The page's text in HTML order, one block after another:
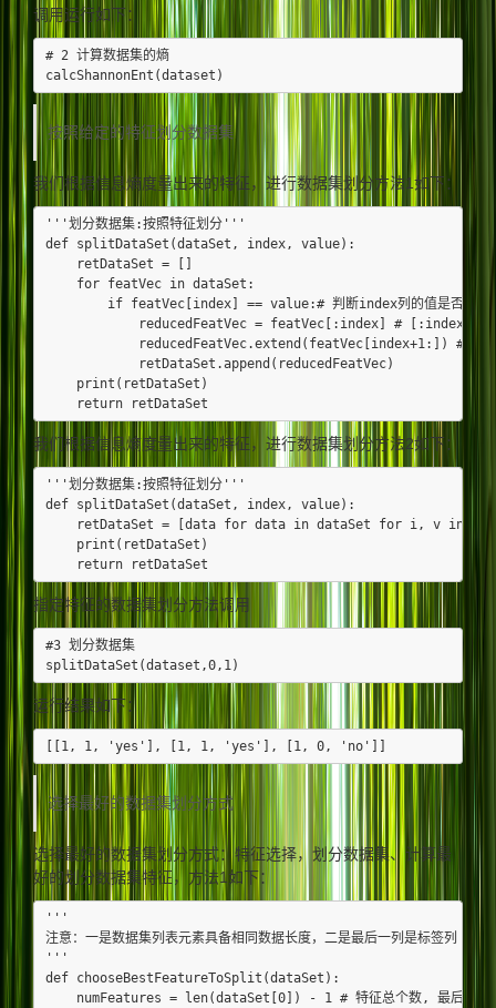
调用运行如下：
# 2 计算数据集的熵
按照给定的特征划分数据集
我们根据信息熵度量出来的特征，进行数据集划分方法1如下：
'''划分数据集:按照特征划分'''
def splitDataSet(dataSet, index, value):
    retDataSet = []
    for featVec in dataSet:
if featVec[index] == value:# 判断index列的值是否为
reducedFeatVec = featVec[:index] # [:index]表示
reducedFeatVec.extend(featVec[index+1:]) # 取接
            retDataSet.append(reducedFeatVec)
    print(retDataSet)
我们根据信息熵度量出来的特征，进行数据集划分方法2如下：
'''划分数据集:按照特征划分'''
def splitDataSet(dataSet, index, value):
retDataSet = [data for data in dataSet for i, v in
    print(retDataSet)
指定特征的数据集划分方法调用
#3 划分数据集
运行结果如下：
选择最好的数据集划分方式
选择最好的数据集划分方式：特征选择，划分数据集、计算最
好的划分数据集特征，方法1如下：
'''
注意：一是数据集列表元素具备相同数据长度，二是最后一列是标签列
'''
def chooseBestFeatureToSplit(dataSet):
numFeatures = len(dataSet[0]) - 1 # 特征总个数, 最后一列